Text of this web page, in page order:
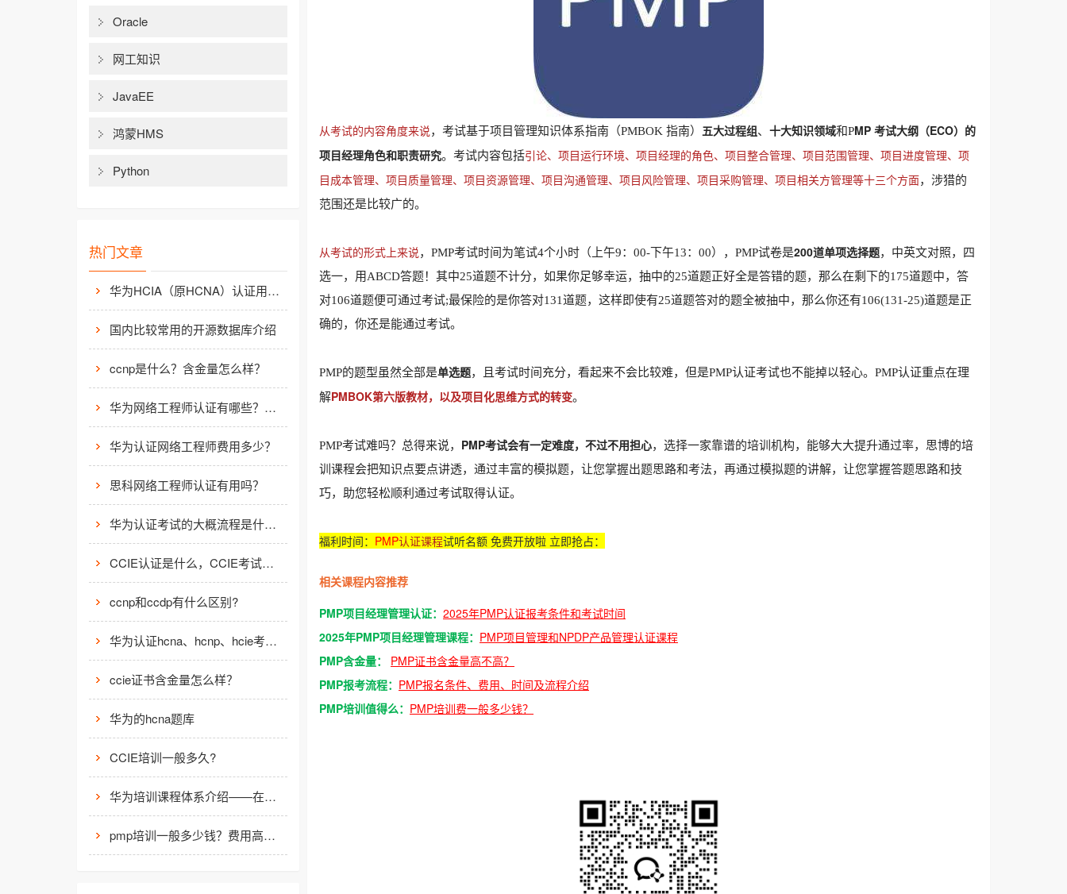
Oracle
网工知识
JavaEE
鸿蒙HMS
Python
热门文章
华为HCIA（原HCNA）认证用处大吗？
国内比较常用的开源数据库介绍
ccnp是什么？含金量怎么样？
华为网络工程师认证有哪些？值不值得考？
华为认证网络工程师费用多少？
思科网络工程师认证有用吗？
华为认证考试的大概流程是什么样的？
CCIE认证是什么，CCIE考试认证考试指南
ccnp和ccdp有什么区别?
华为认证hcna、hcnp、hcie考试费用
ccie证书含金量怎么样？
华为的hcna题库
CCIE培训一般多久?
华为培训课程体系介绍——在线学习平台
pmp培训一般多少钱？费用高么？
从考试的内容角度来说，考试基于项目管理知识体系指南（PMBOK 指南） 五大过程组、 十大知识领域和PMP 考试大纲（ECO）的
项目经理角色和职责研究。考试内容包括引论、项目运行环境、项目经理的角色、项目整合管理、项目范围管理、项目进度管理、项
目成本管理、项目质量管理、项目资源管理、项目沟通管理、项目风险管理、项目采购管理、项目相关方管理等十三个方面，涉猎的
范围还是比较广的。
从考试的形式上来说，PMP考试时间为笔试4个小时（上午9：00-下午13：00），PMP试卷是200道单项选择题，中英文对照，四
选一，用ABCD答题！其中25道题不计分，如果你足够幸运，抽中的25道题正好全是答错的题，那么在剩下的175道题中，答
对106道题便可通过考试;最保险的是你答对131道题，这样即使有25道题答对的题全被抽中，那么你还有106(131-25)道题是正
确的，你还是能通过考试。
PMP的题型虽然全部是单选题，且考试时间充分，看起来不会比较难，但是PMP认证考试也不能掉以轻心。PMP认证重点在理
解PMBOK第六版教材，以及项目化思维方式的转变。
PMP考试难吗？总得来说， PMP考试会有一定难度，不过不用担心，选择一家靠谱的培训机构，能够大大提升通过率，思博的培
训课程会把知识点要点讲透，通过丰富的模拟题，让您掌握出题思路和考法，再通过模拟题的讲解，让您掌握答题思路和技
巧，助您轻松顺利通过考试取得认证。
福利时间： PMP认证课程试听名额 免费开放啦 立即抢占：
相关课程内容推荐
PMP项目经理管理认证： 2025年PMP认证报考条件和考试时间
2025年PMP项目经理管理课程： PMP项目管理和NPDP产品管理认证课程
PMP含金量：
PMP证书含金量高不高？
PMP报考流程： PMP报名条件、费用、时间及流程介绍
PMP培训值得么： PMP培训费一般多少钱？